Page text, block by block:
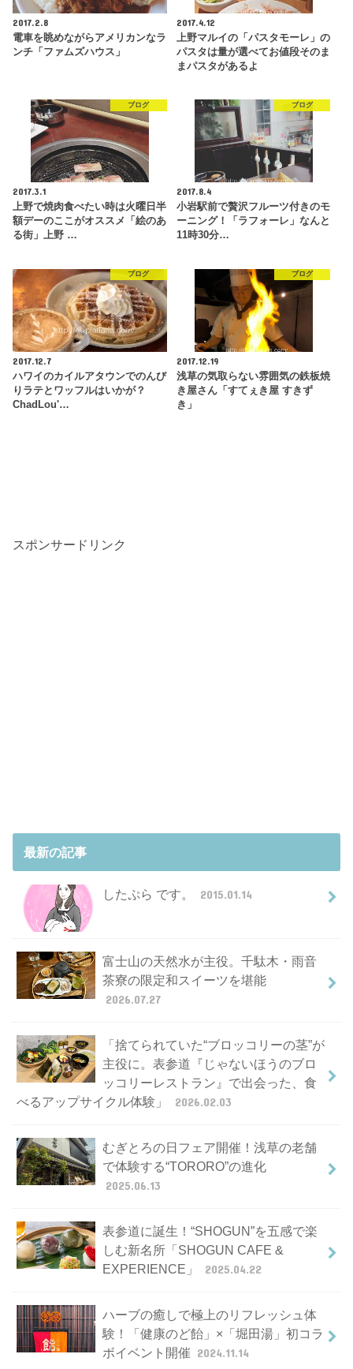
2017.2.8
電車を眺めながらアメリカンなラ
ンチ「ファムズハウス」
2017.4.12
上野マルイの「パスタモーレ」の
パスタは量が選べてお値段そのま
まパスタがあるよ
ブログ
2017.3.1
上野で焼肉食べたい時は火曜日半
額デーのここがオススメ「絵のあ
る街」上野 …
ブログ
2017.8.4
小岩駅前で贅沢フルーツ付きのモ
ーニング！「ラフォーレ」なんと
11時30分…
ブログ
2017.12.7
ハワイのカイルアタウンでのんび
りラテとワッフルはいかが？
ChadLou'…
ブログ
2017.12.19
浅草の気取らない雰囲気の鉄板焼
き屋さん「すてぇき屋 すきず
き」
スポンサードリンク
最新の記事
したぷら です。 2015.01.14
富士山の天然水が主役。千駄木・雨音
茶寮の限定和スイーツを堪能
2026.07.27
「捨てられていた“ブロッコリーの茎”が
主役に。表参道『じゃないほうのブロ
ッコリーレストラン』で出会った、食
べるアップサイクル体験」
2026.02.03
むぎとろの日フェア開催！浅草の老舗
で体験する“TORORO”の進化
2025.06.13
表参道に誕生！“SHOGUN”を五感で楽
しむ新名所「SHOGUN CAFE &
EXPERIENCE」
2025.04.22
ハーブの癒しで極上のリフレッシュ体
験！「健康のど飴」×「堀田湯」初コラ
ボイベント開催 2024.11.14